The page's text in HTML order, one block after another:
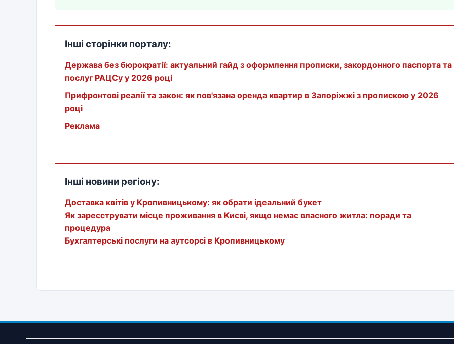
Інші сторінки порталу:
Держава без бюрократії: актуальний гайд з оформлення прописки, закордонного паспорта та
послуг РАЦСу у 2026 році
Прифронтові реалії та закон: як пов'язана оренда квартир в Запоріжжі з пропискою у 2026
році
Реклама
Інші новини регіону:
Доставка квітів у Кропивницькому: як обрати ідеальний букет
Як зареєструвати місце проживання в Києві, якщо немає власного житла: поради та
процедура
Бухгалтерські послуги на аутсорсі в Кропивницькому